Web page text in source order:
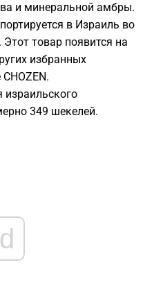
и минеральной амбры.
в Израиль во
товар появится на
избранных
израильского
349 шекелей.